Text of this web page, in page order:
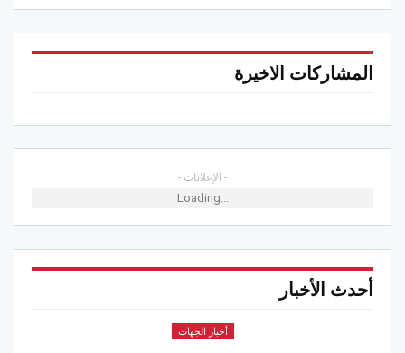
المشاركات الاخيرة
- الإعلانات -
Loading...
أحدث الأخبار
أخبار الجهات